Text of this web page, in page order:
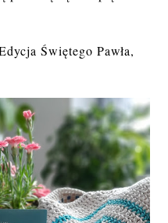
Świętego Pawła,